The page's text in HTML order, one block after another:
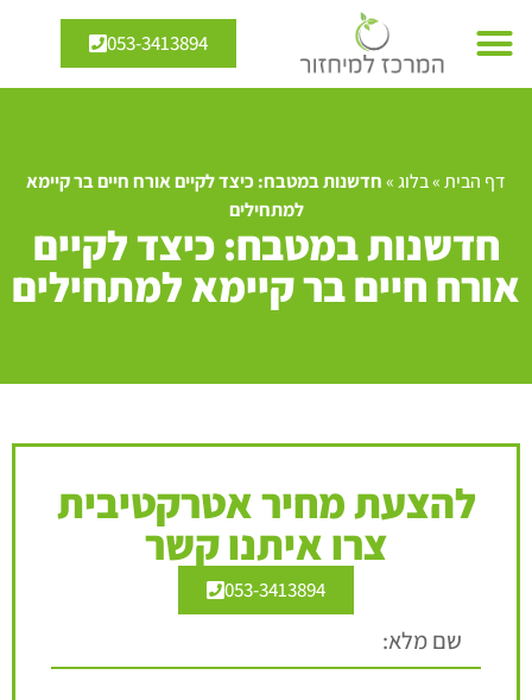
053-3413894
דף הבית»בלוג»חדשנות במטבח: כיצד לקיים אורח חיים בר קיימא
למתחילים
חדשנות במטבח: כיצד לקיים
אורח חיים בר קיימא למתחילים
להצעת מחיר אטרקטיבית
צרו איתנו קשר
053-3413894